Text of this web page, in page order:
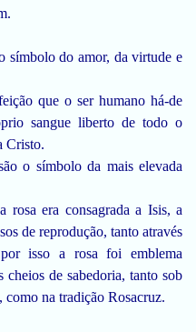
símbolo do amor, da virtude e
que o ser humano há-de
sangue liberto de todo o
Cristo.
o símbolo da mais elevada
rosa era consagrada a Isis, a
de reprodução, tanto através
isso a rosa foi emblema
cheios de sabedoria, tanto sob
na tradição Rosacruz.